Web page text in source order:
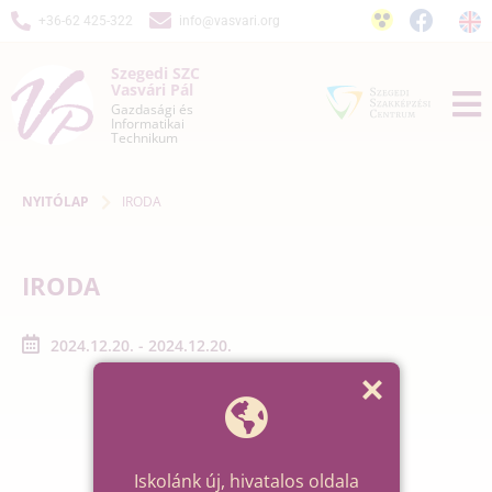
+36-62 425-322 info@vasvari.org
Szegedi SZC
Vasvári Pál
Gazdasági és
Informatikai
Technikum
NYITÓLAP IRODA
IRODA
2024.12.20. - 2024.12.20.
Iskolánk új, hivatalos oldala